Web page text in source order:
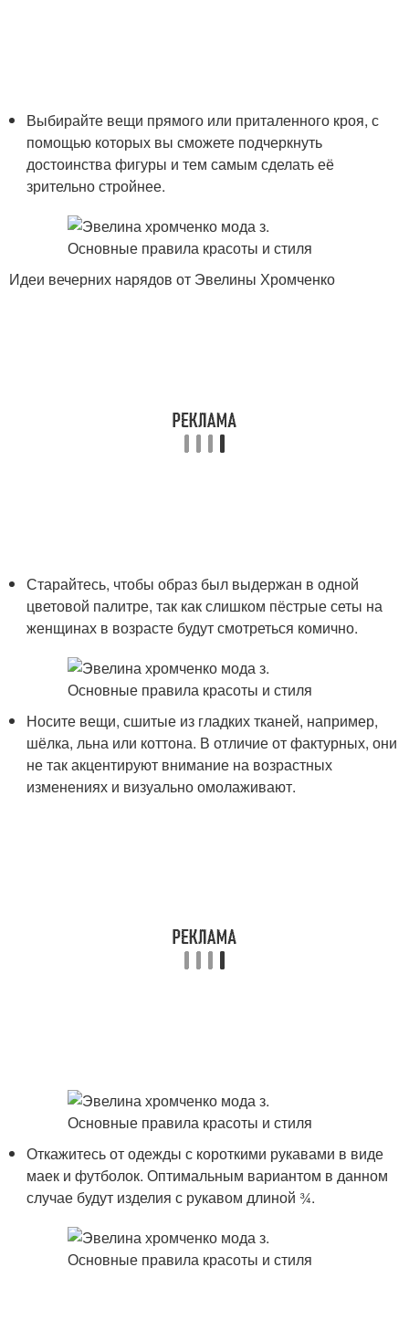
Выбирайте вещи прямого или приталенного кроя, с
помощью которых вы сможете подчеркнуть
достоинства фигуры и тем самым сделать её
зрительно стройнее.
Идеи вечерних нарядов от Эвелины Хромченко
Старайтесь, чтобы образ был выдержан в одной
цветовой палитре, так как слишком пёстрые сеты на
женщинах в возрасте будут смотреться комично.
Носите вещи, сшитые из гладких тканей, например,
шёлка, льна или коттона. В отличие от фактурных, они
не так акцентируют внимание на возрастных
изменениях и визуально омолаживают.
Откажитесь от одежды с короткими рукавами в виде
маек и футболок. Оптимальным вариантом в данном
случае будут изделия с рукавом длиной ¾.